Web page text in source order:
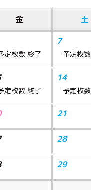
金
土
定枚数 終了
7
予定枚数
定枚数 終了
14
予定枚数
21
28
29